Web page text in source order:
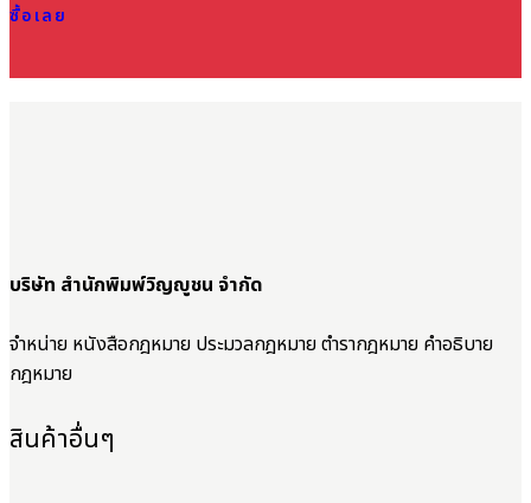
ซื้อเลย
บริษัท สำนักพิมพ์วิญญูชน จำกัด
จำหน่าย หนังสือกฎหมาย ประมวลกฎหมาย ตำรากฎหมาย คำอธิบาย
กฎหมาย
สินค้าอื่นๆ